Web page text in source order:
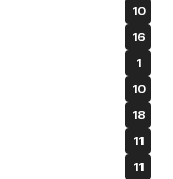
10
16
1
10
18
11
11